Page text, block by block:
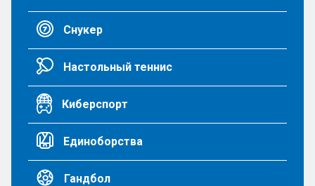
Снукер
Настольный теннис
Киберспорт
Единоборства
Гандбол